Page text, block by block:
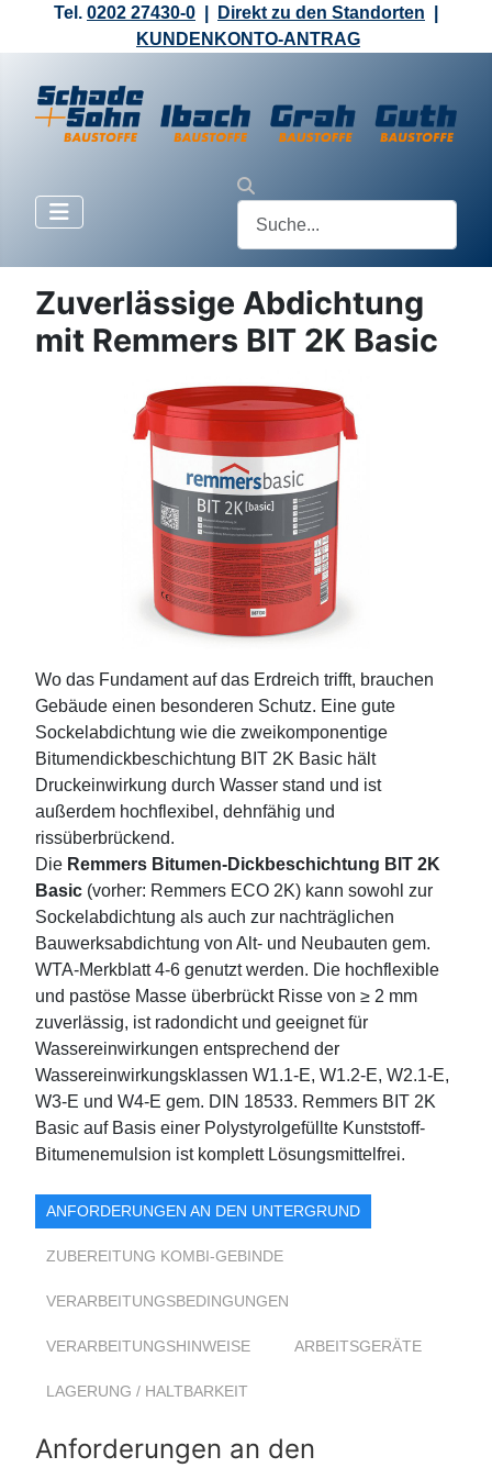
Tel. 0202 27430-0 Direkt zu den Standorten
KUNDENKONTO-ANTRAG
Zuverlässige Abdichtung
mit Remmers BIT 2K Basic
Wo das Fundament auf das Erdreich trifft, brauchen
Gebäude einen besonderen Schutz. Eine gute
Sockelabdichtung wie die zweikomponentige
Bitumendickbeschichtung BIT 2K Basic hält
Druckeinwirkung durch Wasser stand und ist
außerdem hochflexibel, dehnfähig und
rissüberbrückend.
Die Remmers Bitumen-Dickbeschichtung BIT 2K
Basic (vorher: Remmers ECO 2K) kann sowohl zur
Sockelabdichtung als auch zur nachträglichen
Bauwerksabdichtung von Alt- und Neubauten gem.
WTA-Merkblatt 4-6 genutzt werden. Die hochflexible
und pastöse Masse überbrückt Risse von ≥ 2 mm
zuverlässig, ist radondicht und geeignet für
Wassereinwirkungen entsprechend der
Wassereinwirkungsklassen W1.1-E, W1.2-E, W2.1-E,
W3-E und W4-E gem. DIN 18533. Remmers BIT 2K
Basic auf Basis einer Polystyrolgefüllte Kunststoff-
Bitumenemulsion ist komplett Lösungsmittelfrei.
ANFORDERUNGEN AN DEN UNTERGRUND
ZUBEREITUNG KOMBI-GEBINDE
VERARBEITUNGSBEDINGUNGEN
VERARBEITUNGSHINWEISE ARBEITSGERÄTE
LAGERUNG / HALTBARKEIT
Anforderungen an den